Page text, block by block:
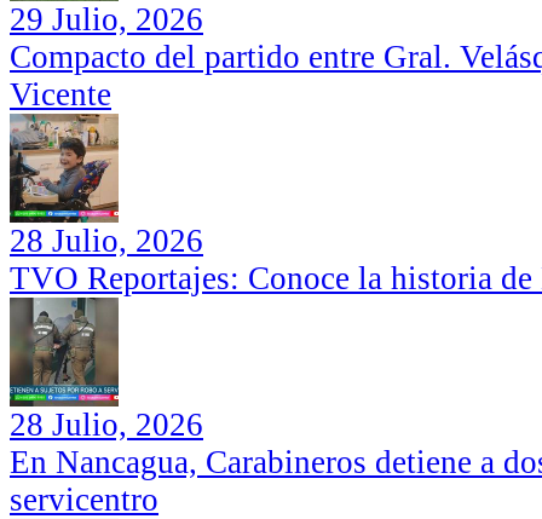
29 Julio, 2026
Compacto del partido entre Gral.
Vicente
28 Julio, 2026
TVO Reportajes: Conoce la historia
28 Julio, 2026
En Nancagua, Carabineros detiene a
servicentro